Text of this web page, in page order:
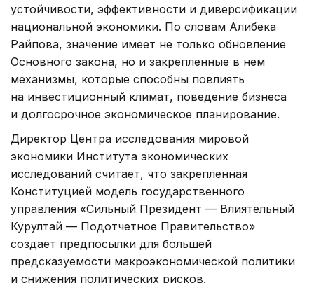
устойчивости, эффективности и диверсификации
национальной экономики. По словам Алибека
Райпова, значение имеет не только обновление
Основного закона, но и закрепленные в нем
механизмы, которые способны повлиять
на инвестиционный климат, поведение бизнеса
и долгосрочное экономическое планирование.
Директор Центра исследования мировой
экономики Института экономических
исследований считает, что закрепленная
Конституцией модель государственного
управления «Сильный Президент — Влиятельный
Курултай — Подотчетное Правительство»
создает предпосылки для большей
предсказуемости макроэкономической политики
и снижения политических рисков.